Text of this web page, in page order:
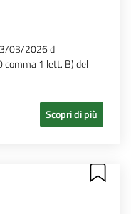
03/2026 di
1 lett. B) del
Scopri di più